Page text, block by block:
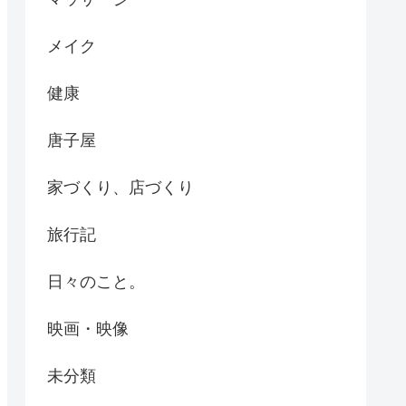
メイク
健康
唐子屋
家づくり、店づくり
旅行記
日々のこと。
映画・映像
未分類